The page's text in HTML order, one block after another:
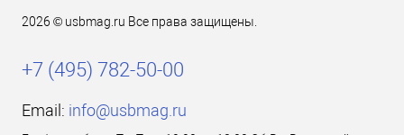
2026 © usbmag.ru Все права защищены.
+7 (495) 782-50-00
Email: info@usbmag.ru